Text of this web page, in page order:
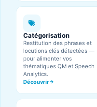
Catégorisation
Restitution des phrases et
locutions clés détectées —
pour alimenter vos
thématiques QM et Speech
Analytics.
Découvrir